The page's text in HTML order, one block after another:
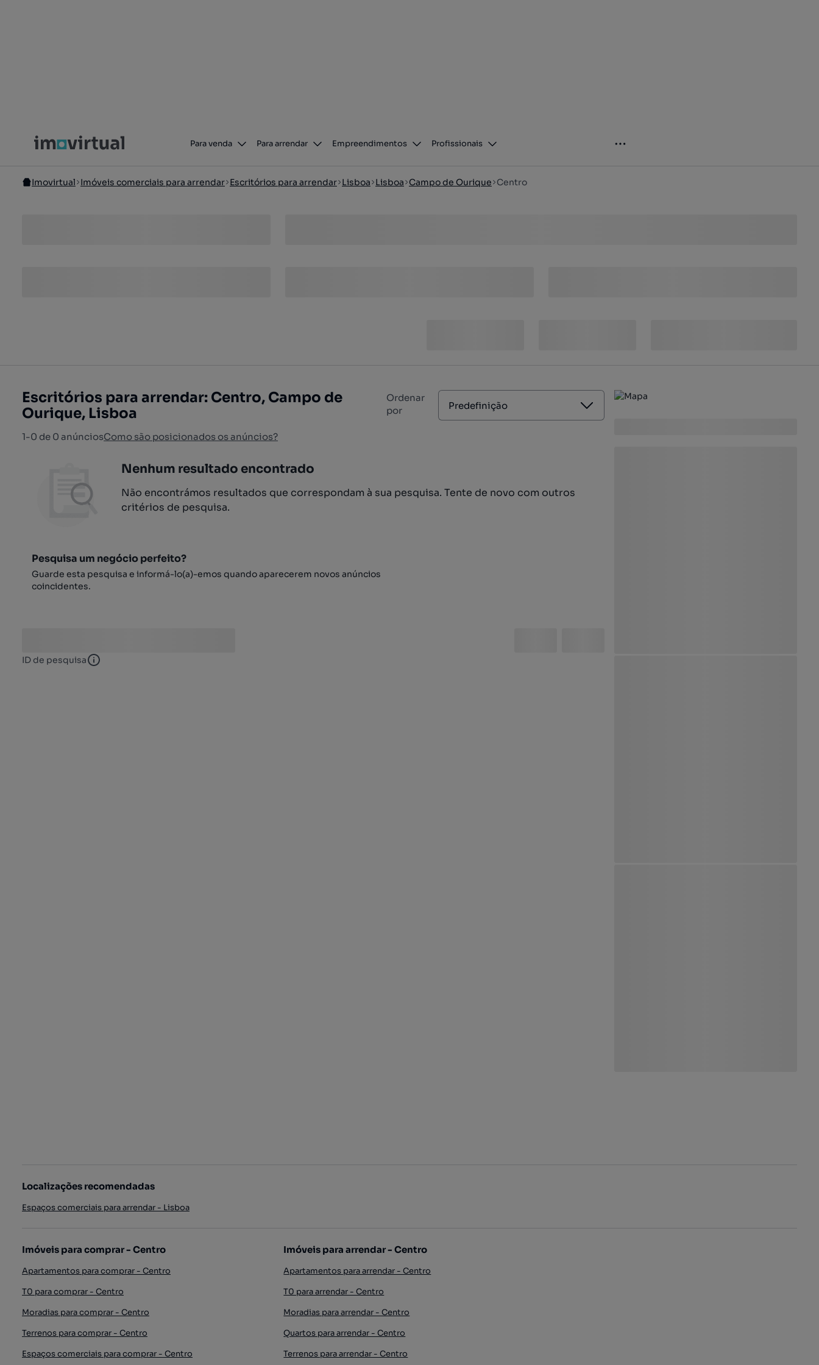
Para venda Para arrendar Empreendimentos Profissionais
Imovirtual Imóveis comerciais para arrendar Escritórios para arrendar Lisboa Lisboa Campo de Ourique Centro
Escritórios para arrendar: Centro, Campo de
Ourique, Lisboa
1-0 de 0 anúnciosComo são posicionados os anúncios?
Ordenar
por
Predefinição
Nenhum resultado encontrado
Não encontrámos resultados que correspondam à sua pesquisa. Tente de novo com outros
critérios de pesquisa.
Pesquisa um negócio perfeito?
Guarde esta pesquisa e informá-lo(a)-emos quando aparecerem novos anúncios
coincidentes.
ID de pesquisa ID de pesquisa
Localizações recomendadas
Espaços comerciais para arrendar - Lisboa
Imóveis para comprar - Centro
Apartamentos para comprar - Centro
T0 para comprar - Centro
Moradias para comprar - Centro
Terrenos para comprar - Centro
Espaços comerciais para comprar - Centro
Imóveis para arrendar - Centro
Apartamentos para arrendar - Centro
T0 para arrendar - Centro
Moradias para arrendar - Centro
Quartos para arrendar - Centro
Terrenos para arrendar - Centro